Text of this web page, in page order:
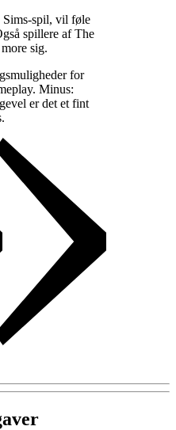
Sims-spil, vil føle
spillere af The
sig.
for
Minus:
er det et fint
.